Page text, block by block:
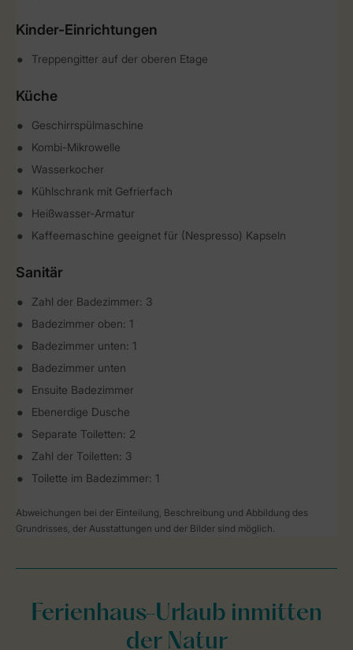
Kinder-Einrichtungen
Treppengitter auf der oberen Etage
Küche
Geschirrspülmaschine
Kombi-Mikrowelle
Wasserkocher
Kühlschrank mit Gefrierfach
Heißwasser-Armatur
Kaffeemaschine geeignet für (Nespresso) Kapseln
Sanitär
Zahl der Badezimmer: 3
Badezimmer oben: 1
Badezimmer unten: 1
Badezimmer unten
Ensuite Badezimmer
Ebenerdige Dusche
Separate Toiletten: 2
Zahl der Toiletten: 3
Toilette im Badezimmer: 1
Abweichungen bei der Einteilung, Beschreibung und Abbildung des
Grundrisses, der Ausstattungen und der Bilder sind möglich.
Ferienhaus-Urlaub inmitten
der Natur